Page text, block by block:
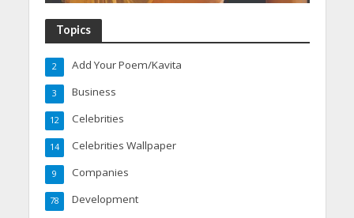
Topics
Add Your Poem/Kavita
2
Business
3
Celebrities
12
Celebrities Wallpaper
14
Companies
9
Development
78